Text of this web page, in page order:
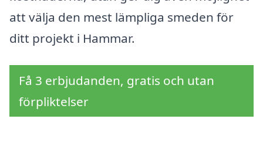
att välja den mest lämpliga smeden för
ditt projekt i Hammar.
Få 3 erbjudanden, gratis och utan
förpliktelser